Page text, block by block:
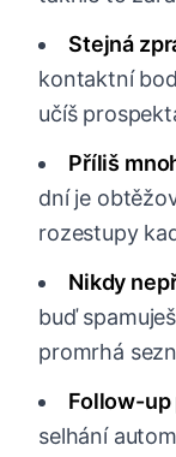
Stejná
kontaktní
učíš
Příliš
dní je
rozestupy
Nikdy
buď
promrhá
Follow-up
selhání